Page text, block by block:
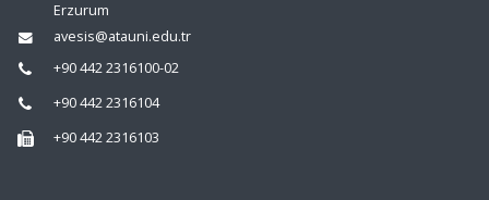
Erzurum
avesis@atauni.edu.tr
+90 442 2316100-02
+90 442 2316104
+90 442 2316103